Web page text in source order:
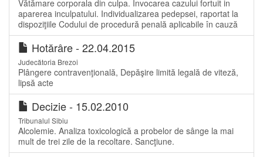
Vătămare corporala din culpa. Invocarea cazului fortuit in
aparerea inculpatului. Individualizarea pedepsei, raportat la
dispoziţiile Codului de procedură penală aplicabile în cauză
Hotărâre - 22.04.2015
Judecătoria Brezoi
Plângere contravenţională, Depăşire limită legală de viteză,
lipsă acte
Decizie - 15.02.2010
Tribunalul Sibiu
Alcolemie. Analiza toxicologică a probelor de sânge la mai
mult de trei zile de la recoltare. Sancţiune.